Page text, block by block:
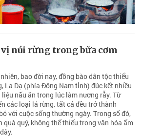
núi rừng trong bữa cơm
bao đời nay, đồng bào dân tộc thiểu
La Dạ (phía Đông Nam tỉnh) đúc kết nhiều
nấu ăn trong lúc làm nương rẫy. Từ
các loại lá rừng, tất cả đều trở thành
với cuộc sống thường ngày. Trong số đó,
quà quý, không thể thiếu trong văn hóa ẩm